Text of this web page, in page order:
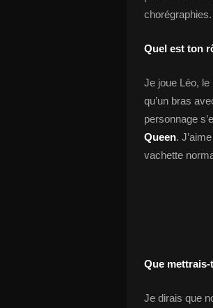
chorégraphies.
Quel est ton
Je joue Léo, le
qu’un bras
personnage
Queen.
vachette
Que
Je dirais que